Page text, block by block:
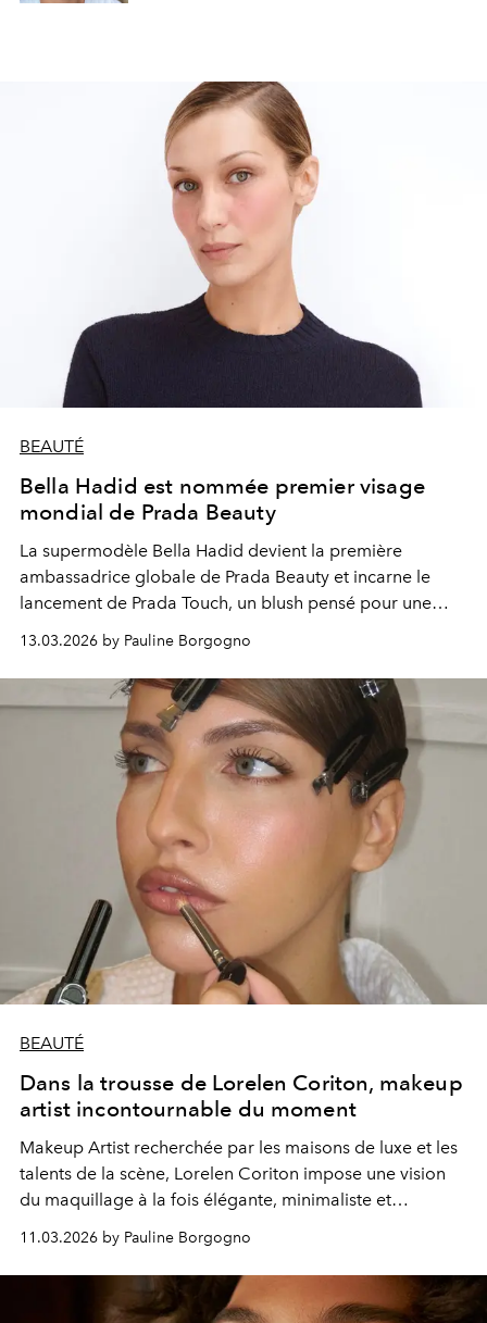
BEAUTÉ
Bella Hadid est nommée premier visage
mondial de Prada Beauty
La supermodèle Bella Hadid devient la première
ambassadrice globale de Prada Beauty et incarne le
lancement de Prada Touch, un blush pensé pour une
13.03.2026 by Pauline Borgogno
BEAUTÉ
Dans la trousse de Lorelen Coriton, makeup
artist incontournable du moment
Makeup Artist recherchée par les maisons de luxe et les
talents de la scène, Lorelen Coriton impose une vision
du maquillage à la fois élégante, minimaliste et
11.03.2026 by Pauline Borgogno